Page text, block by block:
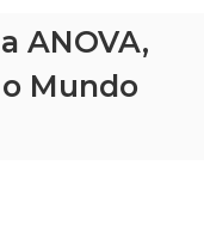
ANOVA,
Mundo